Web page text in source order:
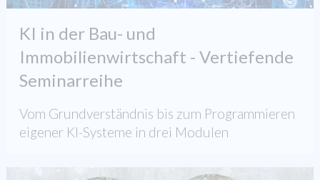
KI in der Bau- und
Immobilienwirtschaft - Vertiefende
Seminarreihe
Vom Grundverständnis bis zum Programmieren
eigener KI-Systeme in drei Modulen